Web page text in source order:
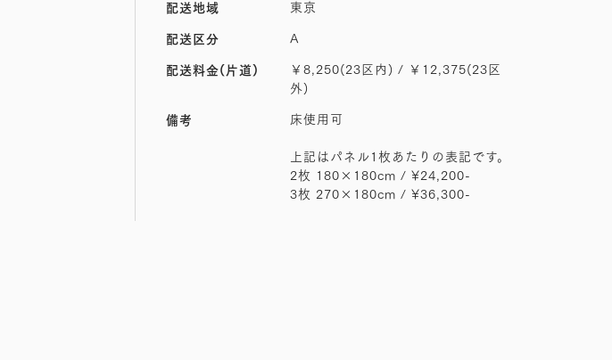
配送地域 東京
配送区分 A
配送料金(片道)
￥8,250(23区内) / ￥12,375(23区
外)
備考
床使用可
上記はパネル1枚あたりの表記です。
2枚 180×180cm / ¥24,200-
3枚 270×180cm / ¥36,300-